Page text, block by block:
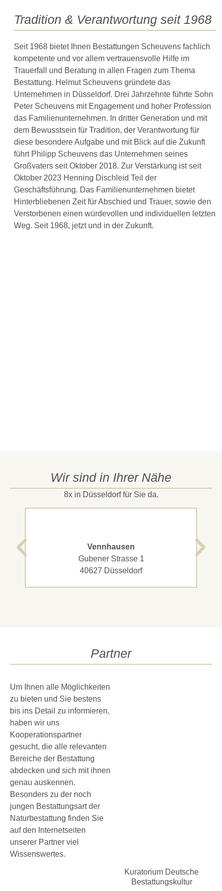
Tradition & Verantwortung seit 1968
Seit 1968 bietet Ihnen Bestattungen Scheuvens fachlich
kompetente und vor allem vertrauensvolle Hilfe im
Trauerfall und Beratung in allen Fragen zum Thema
Bestattung. Helmut Scheuvens gründete das
Unternehmen in Düsseldorf. Drei Jahrzehnte führte Sohn
Peter Scheuvens mit Engagement und hoher Profession
das Familienunternehmen. In dritter Generation und mit
dem Bewusstsein für Tradition, der Verantwortung für
diese besondere Aufgabe und mit Blick auf die Zukunft
führt Philipp Scheuvens das Unternehmen seines
Großvaters seit Oktober 2018. Zur Verstärkung ist seit
Oktober 2023 Henning Dischleid Teil der
Geschäftsführung. Das Familienunternehmen bietet
Hinterbliebenen Zeit für Abschied und Trauer, sowie den
Verstorbenen einen würdevollen und individuellen letzten
Weg. Seit 1968, jetzt und in der Zukunft.
Wir sind in Ihrer Nähe
8x in Düsseldorf für Sie da.
Vennhausen
Gubener Strasse 1
40627 Düsseldorf
Partner
Um Ihnen alle Möglichkeiten
zu bieten und Sie bestens
bis ins Detail zu informieren,
haben wir uns
Kooperationspartner
gesucht, die alle relevanten
Bereiche der Bestattung
abdecken und sich mit ihnen
genau auskennen.
Besonders zu der noch
jungen Bestattungsart der
Naturbestattung finden Sie
auf den Internetseiten
unserer Partner viel
Wissenswertes.
Kuratorium Deutsche
Bestattungskultur